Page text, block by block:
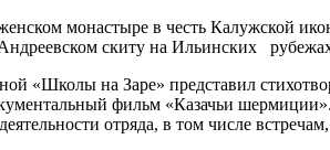
монастыре в честь Калужской
скиту на Ильинских
«Школы на Заре» представил
фильм «Казачьи
отряда, в том числе